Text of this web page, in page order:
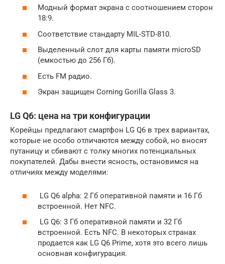
Модный формат экрана с соотношением сторон
18:9.
Соответствие стандарту MIL-STD-810.
Выделенный слот для карты памяти microSD
(емкостью до 256 Гб).
Есть FM радио.
Экран защищен Corning Gorilla Glass 3.
LG Q6: цена на три конфигурации
Корейцы предлагают смартфон LG Q6 в трех вариантах,
которые не особо отличаются между собой, но вносят
путаницу и сбивают с толку многих потенциальных
покупателей. Дабы внести ясность, остановимся на
отличиях между моделями:
LG Q6 alpha: 2 Гб оперативной памяти и 16 Гб
встроенной. Нет NFC.
LG Q6: 3 Гб оперативной памяти и 32 Гб
встроенной. Есть NFC. В некоторых странах
продается как LG Q6 Prime, хотя это всего лишь
основная конфигурация.